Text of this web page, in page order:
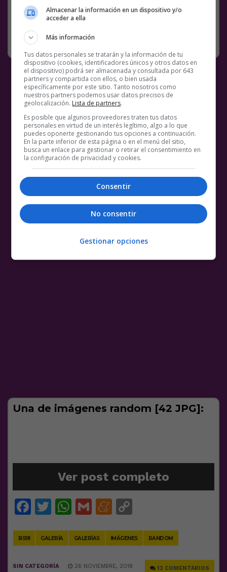
BS18 FRÁGIL MASCULINIDAD TWEET TWET TWITTER
SIN CATEGORÍA 26 NOVIEMBRE, 2018
Una de imágenes random [42 JPG]:
Ver post completo
Facebook
Twitter
WhatsApp
GmailMeneame
BS18 GALERÍA GALERÍAS IMÁGENES RANDOM
12 COMENTARIOS
SIN CATEGORÍA 26 NOVIEMBRE, 2018
Almacenar la información en un dispositivo y/o
acceder a ella
Más información
Tus datos personales se tratarán y la información de tu
dispositivo (cookies, identificadores únicos y otros datos en
el dispositivo) podrá ser almacenada y consultada por 643
partners y compartida con ellos, o bien usada
específicamente por este sitio. Tanto nosotros como
nuestros partners podemos usar datos precisos de
geolocalización. Lista de partners.
Es posible que algunos proveedores traten tus datos
personales en virtud de un interés legítimo, algo a lo que
puedes oponerte gestionando tus opciones a continuación.
En la parte inferior de esta página o en el menú del sitio,
busca un enlace para gestionar o retirar el consentimiento en
la configuración de privacidad y cookies.
Consentir
No consentir
Gestionar opciones